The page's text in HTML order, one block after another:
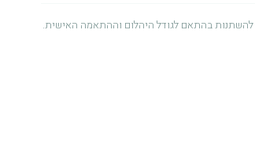
בהתאם לגודל היהלום וההתאמה האישית.